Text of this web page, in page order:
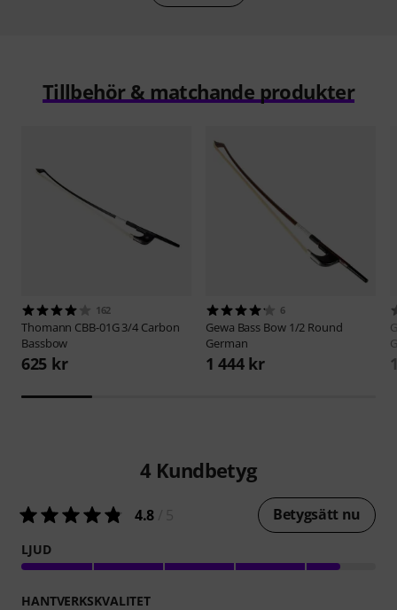
Tillbehör & matchande produkter
162
Thomann CBB-01G 3/4 Carbon
Bassbow
625 kr
6
Gewa Bass Bow 1/2 Round
German
1 444 kr
4 Kundbetyg
4.8 Betygsätt nu
LJUD
HANTVERKSKVALITET